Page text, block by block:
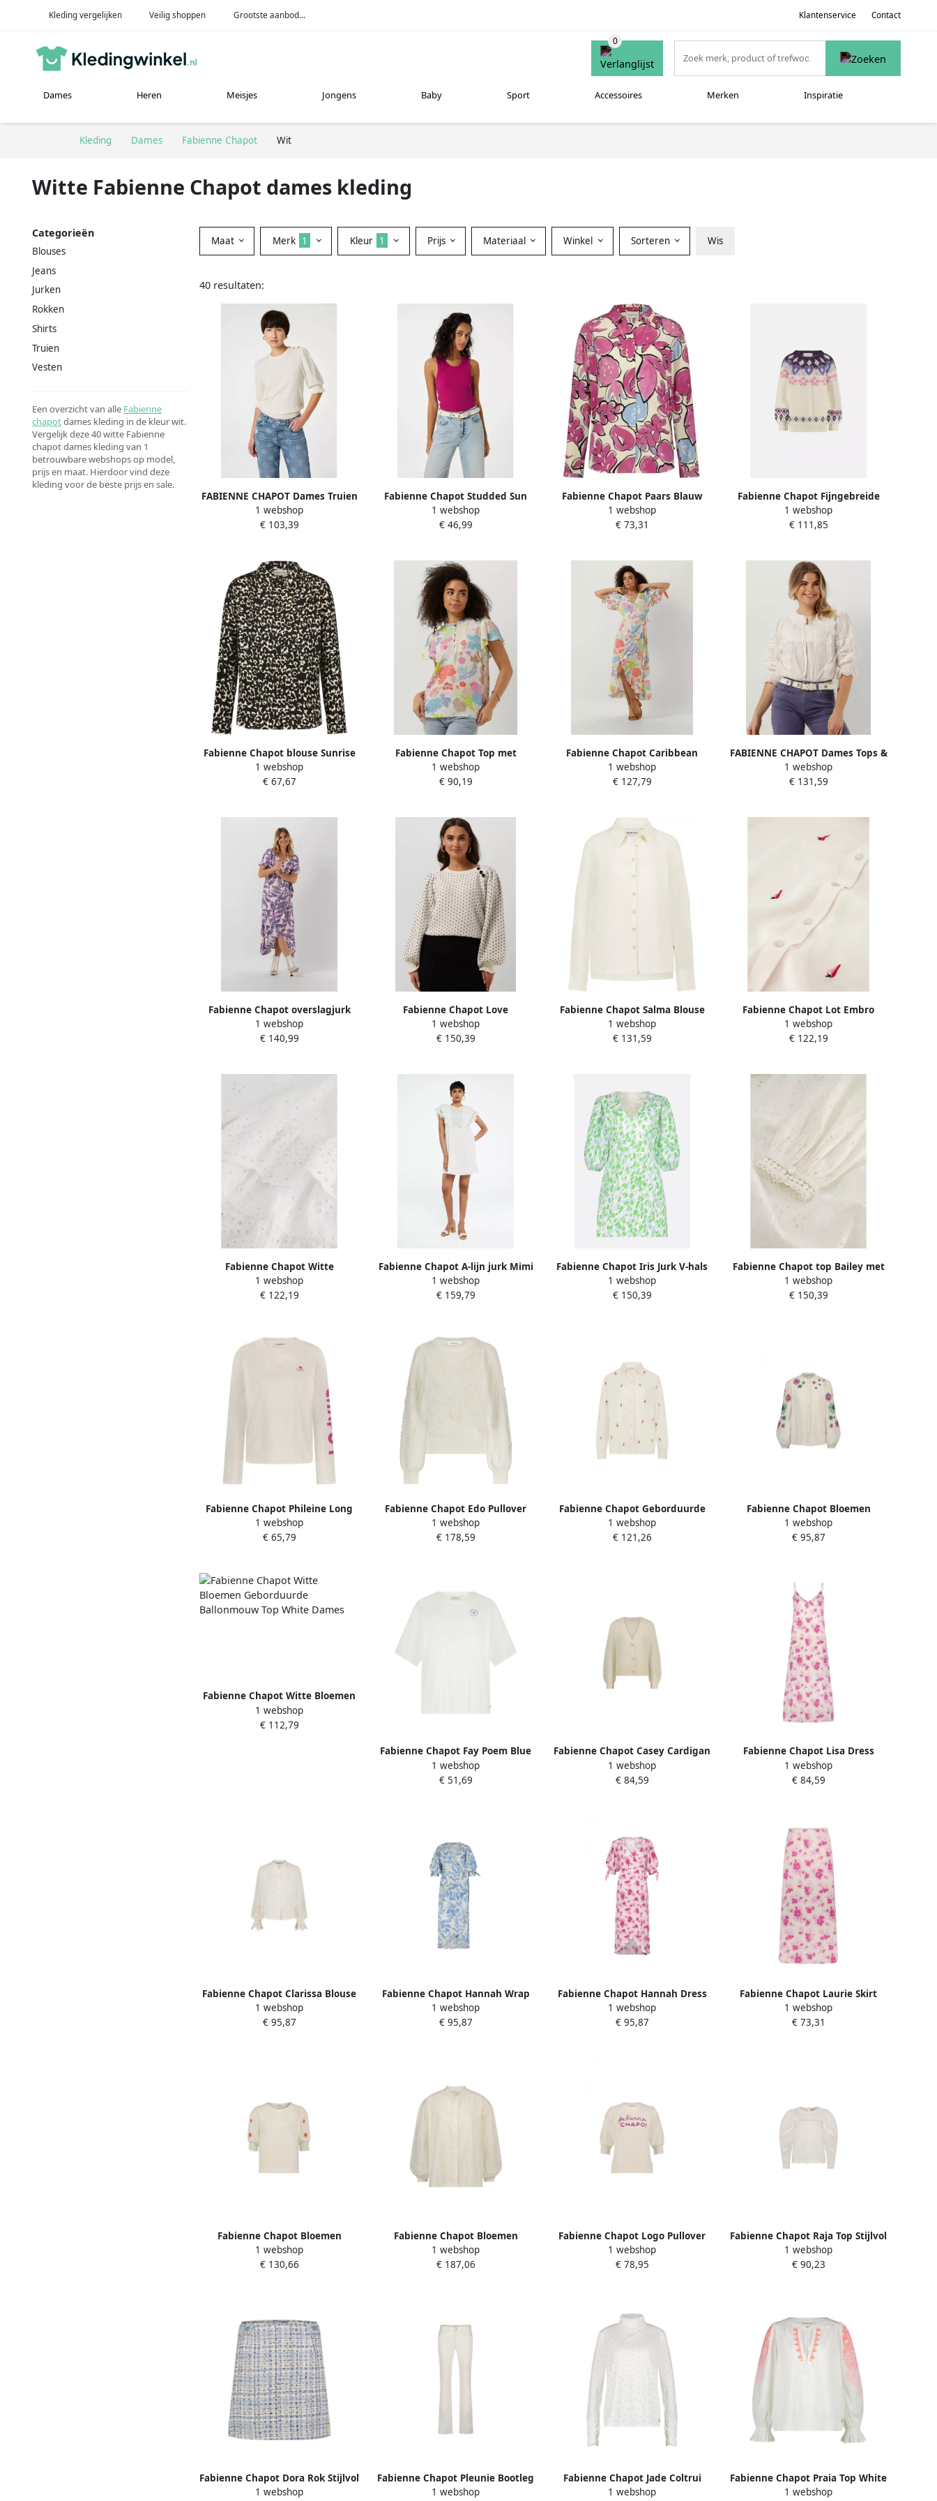
Kleding vergelijken Veilig shoppen Grootste aanbod... Klantenservice Contact
Dames Heren Meisjes Jongens Baby Sport Accessoires Merken Inspiratie
Kleding Dames Fabienne Chapot Wit
Witte Fabienne Chapot dames kleding
Categorieën
Blouses
Jeans
Jurken
Rokken
Shirts
Truien
Vesten
Een overzicht van alle Fabienne
chapotdames kleding in de kleur wit.
Vergelijk deze 40 witte Fabienne
chapot dames kleding van 1
betrouwbare webshops op model,
prijs en maat. Hierdoor vind deze
kleding voor de beste prijs en sale.
Maat Merk 1 Kleur 1 Prijs Materiaal Winkel Sorteren Wis
40 resultaten:
FABIENNE CHAPOT Dames Truien
& Vesten Molly Short Sleeve
Pullover Wit
1 webshop
€ 103,39
Fabienne Chapot Studded Sun
Riem in Wit White Dames
1 webshop
€ 46,99
Fabienne Chapot Paars Blauw
Print Lange Mouw Blouse
Multicolor Dames
1 webshop
€ 73,31
Fabienne Chapot Fijngebreide
Pullover met Design Details
Meerkleurig Dames
1 webshop
€ 111,85
Fabienne Chapot blouse Sunrise
met all over print zwart wit
1 webshop
€ 67,67
Fabienne Chapot Top met
vlindermouwen en ruchekraag
Multicolor Dames
1 webshop
€ 90,19
Fabienne Chapot Caribbean
Chintz Ruffle Jurk Multicolor
Dames
1 webshop
€ 127,79
FABIENNE CHAPOT Dames Tops &
T-shirts Lucia Ss Top 278
Gebroken Wit
1 webshop
€ 131,59
Fabienne Chapot overslagjurk
Archana Butterfly Dress met
bladprint paars wit
1 webshop
€ 140,99
Fabienne Chapot Love
Ballonmouw Pullover White
Dames
1 webshop
€ 150,39
Fabienne Chapot Salma Blouse
White Dames
1 webshop
€ 131,59
Fabienne Chapot Lot Embro
Lange Mouw Blouse Beige Dames
1 webshop
€ 122,19
Fabienne Chapot Witte
Gerimpelde Florence Rok White
Dames
1 webshop
€ 122,19
Fabienne Chapot A-lijn jurk Mimi
met all over print en volant wit
1 webshop
€ 159,79
Fabienne Chapot Iris Jurk V-hals
Driekwartmouwen Sugar Storm
Print Multicolor Dames
1 webshop
€ 150,39
Fabienne Chapot top Bailey met
ruches met broderie wit
1 webshop
€ 150,39
Fabienne Chapot Phileine Long
Sleeve T-Shirt White Dames
1 webshop
€ 65,79
Fabienne Chapot Edo Pullover
White Dames
1 webshop
€ 178,59
Fabienne Chapot Geborduurde
Viscose Blouse met Pepers White
Dames
1 webshop
€ 121,26
Fabienne Chapot Bloemen
Geborduurde Blouse White
Dames
1 webshop
€ 95,87
Fabienne Chapot Witte Bloemen
Geborduurde Ballonmouw Top
White Dames
1 webshop
€ 112,79
Fabienne Chapot Fay Poem Blue
T-shirt White Dames
1 webshop
€ 51,69
Fabienne Chapot Casey Cardigan
White Dames
1 webshop
€ 84,59
Fabienne Chapot Lisa Dress
White Dames
1 webshop
€ 84,59
Fabienne Chapot Clarissa Blouse
White Dames
1 webshop
€ 95,87
Fabienne Chapot Hannah Wrap
Midi Jurk Multicolor Dames
1 webshop
€ 95,87
Fabienne Chapot Hannah Dress
White Dames
1 webshop
€ 95,87
Fabienne Chapot Laurie Skirt
White Dames
1 webshop
€ 73,31
Fabienne Chapot Bloemen
Geborduurde 3 4 Mouw Trui
White Dames
1 webshop
€ 130,66
Fabienne Chapot Bloemen
Geborduurde Katoenen Blouse
White Dames
1 webshop
€ 187,06
Fabienne Chapot Logo Pullover
Trui White Dames
1 webshop
€ 78,95
Fabienne Chapot Raja Top Stijlvol
en Trendy White Dames
1 webshop
€ 90,23
Fabienne Chapot Dora Rok Stijlvol
en Trendy White Dames
1 webshop
Fabienne Chapot Pleunie Bootleg
White Dames
1 webshop
Fabienne Chapot Jade Coltrui
White Dames
1 webshop
Fabienne Chapot Praia Top White
Dames
1 webshop